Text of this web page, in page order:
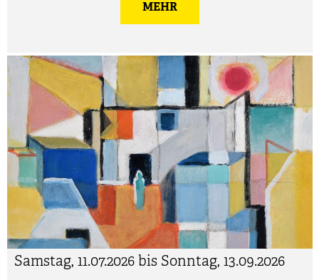
MEHR
Samstag, 11.07.2026 bis Sonntag, 13.09.2026